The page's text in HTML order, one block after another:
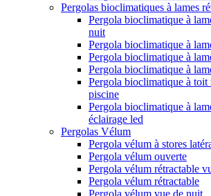
Pergolas bioclimatiques à lames
Pergola bioclimatique à
nuit
Pergola bioclimatique à
Pergola bioclimatique à
Pergola bioclimatique à
Pergola bioclimatique à toit
piscine
Pergola bioclimatique à
éclairage led
Pergolas Vélum
Pergola vélum à stores
Pergola vélum ouverte
Pergola vélum rétractable
Pergola vélum rétractable
Pergola vélum vue de nuit